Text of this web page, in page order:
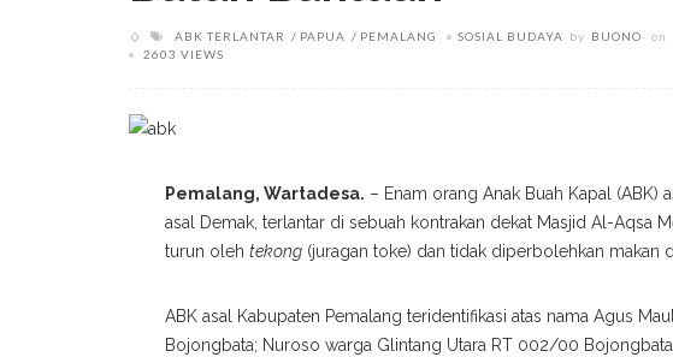
ABK TERLANTAR PAPUA PEMALANG SOSIAL BUDAYA by BUONO on
2603 VIEWS
Pemalang, Wartadesa. – Enam orang Anak Buah Kapal (ABK)
asal Demak, terlantar di sebuah kontrakan dekat Masjid Al-Aqsa
turun oleh tekong (juragan toke) dan tidak diperbolehkan makan
ABK asal Kabupaten Pemalang teridentifikasi atas nama Agus
Bojongbata; Nuroso warga Glintang Utara RT 002/00